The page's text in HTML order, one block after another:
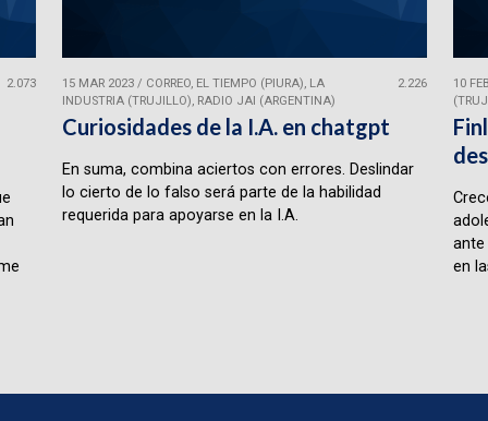
2.073 15 MAR 2023/ CORREO, EL TIEMPO (PIURA), LA
INDUSTRIA (TRUJILLO), RADIO JAI (ARGENTINA)
2.226
Curiosidades de la I.A. en chatgpt
En suma, combina aciertos con errores. Deslindar
lo cierto de lo falso será parte de la habilidad
requerida para apoyarse en la I.A.
10
en